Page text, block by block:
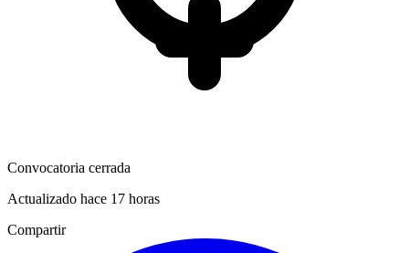
Convocatoria cerrada
Actualizado hace 17 horas
Compartir